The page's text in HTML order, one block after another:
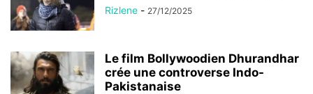
Rizlene - 27/12/2025
Le film Bollywoodien Dhurandhar
crée une controverse Indo-
Pakistanaise